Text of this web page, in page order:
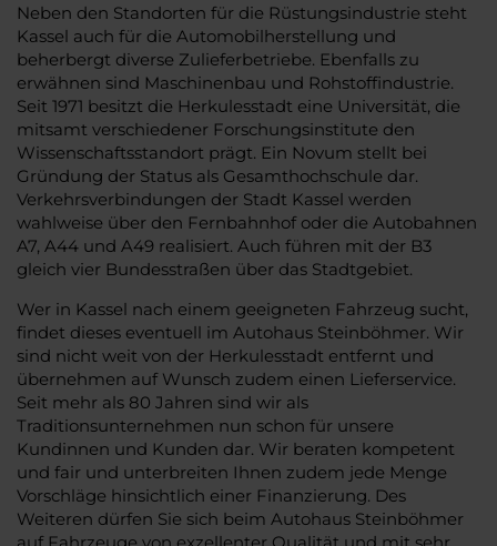
Neben den Standorten für die Rüstungsindustrie steht
Kassel auch für die Automobilherstellung und
beherbergt diverse Zulieferbetriebe. Ebenfalls zu
erwähnen sind Maschinenbau und Rohstoffindustrie.
Seit 1971 besitzt die Herkulesstadt eine Universität, die
mitsamt verschiedener Forschungsinstitute den
Wissenschaftsstandort prägt. Ein Novum stellt bei
Gründung der Status als Gesamthochschule dar.
Verkehrsverbindungen der Stadt Kassel werden
wahlweise über den Fernbahnhof oder die Autobahnen
A7, A44 und A49 realisiert. Auch führen mit der B3
gleich vier Bundesstraßen über das Stadtgebiet.
Wer in Kassel nach einem geeigneten Fahrzeug sucht,
findet dieses eventuell im Autohaus Steinböhmer. Wir
sind nicht weit von der Herkulesstadt entfernt und
übernehmen auf Wunsch zudem einen Lieferservice.
Seit mehr als 80 Jahren sind wir als
Traditionsunternehmen nun schon für unsere
Kundinnen und Kunden dar. Wir beraten kompetent
und fair und unterbreiten Ihnen zudem jede Menge
Vorschläge hinsichtlich einer Finanzierung. Des
Weiteren dürfen Sie sich beim Autohaus Steinböhmer
auf Fahrzeuge von exzellenter Qualität und mit sehr